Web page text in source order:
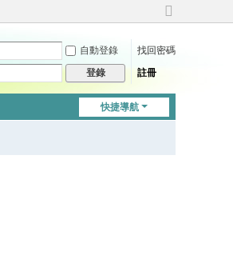
切
到
自動登錄
找回密碼
登錄 註冊
快捷導航